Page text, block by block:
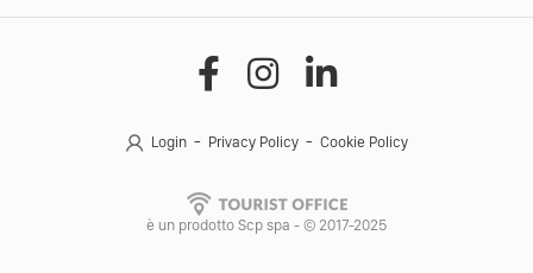
Login Privacy Policy Cookie Policy
è un prodotto Scp spa - © 2017-2025